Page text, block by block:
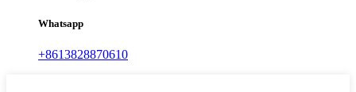
Whatsapp
+8613828870610